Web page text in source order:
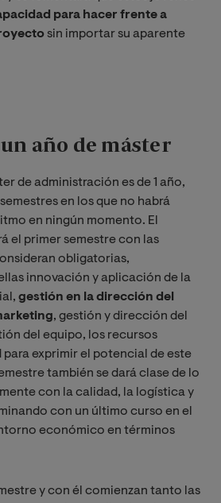
para hacer frente a
sin importar su aparente
año de máster
de administración es de 1 año,
en los que no habrá
en ningún momento. El
el primer semestre con las
obligatorias,
innovación y aplicación de la
gestión en la dirección del
, gestión y dirección del
del equipo, los recursos
para exprimir el potencial de este
también se dará clase de lo
con la calidad, la logística y
con un último curso en el
económico en términos
y con él comienzan tanto las